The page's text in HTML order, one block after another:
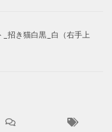
招き猫白黒_白（右手上